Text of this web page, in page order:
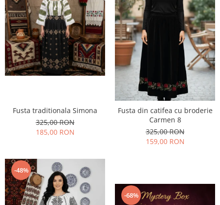
Fusta traditionala Simona
325,00 RON
185,00 RON
Fusta din catifea cu broderie
Carmen 8
325,00 RON
159,00 RON
-48%
-68%